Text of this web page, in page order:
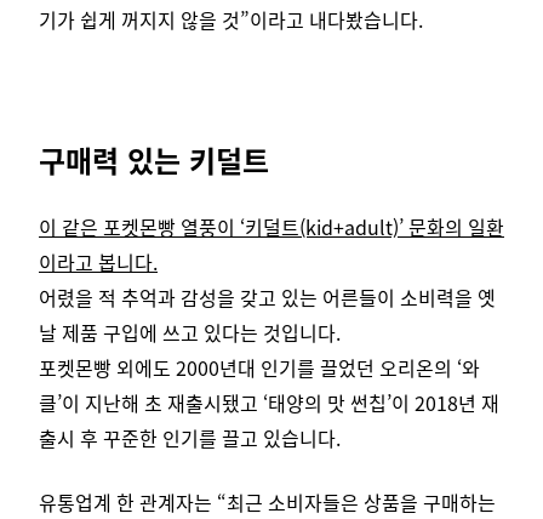
기가 쉽게 꺼지지 않을 것”이라고 내다봤습니다.
구매력 있는 키덜트
이 같은 포켓몬빵 열풍이 ‘키덜트(kid+adult)’ 문화의 일환
이라고 봅니다.
어렸을 적 추억과 감성을 갖고 있는 어른들이 소비력을 옛
날 제품 구입에 쓰고 있다는 것입니다.
포켓몬빵 외에도 2000년대 인기를 끌었던 오리온의 ‘와
클’이 지난해 초 재출시됐고 ‘태양의 맛 썬칩’이 2018년 재
출시 후 꾸준한 인기를 끌고 있습니다.
유통업계 한 관계자는 “최근 소비자들은 상품을 구매하는